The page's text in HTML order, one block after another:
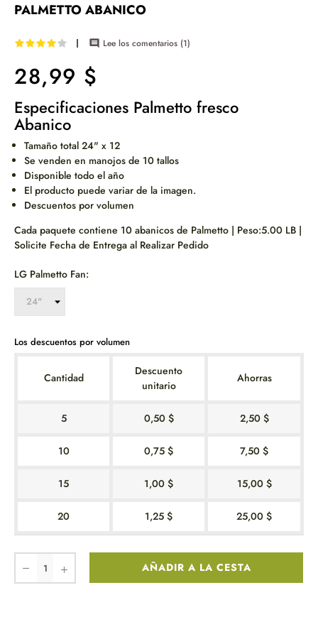
PALMETTO ABANICO
 Lee los comentarios (1)
28,99 $
Especificaciones Palmetto fresco
Abanico
Tamaño total 24" x 12
Se venden en manojos de 10 tallos
Disponible todo el año
El producto puede variar de la imagen.
Descuentos por volumen
Cada paquete contiene 10 abanicos de Palmetto | Peso:5.00 LB |
Solicite Fecha de Entrega al Realizar Pedido
LG Palmetto Fan:
Los descuentos por volumen
Cantidad
Descuento
unitario
Ahorras
5 0,50 $ 2,50 $
10 0,75 $ 7,50 $
15 1,00 $ 15,00 $
20 1,25 $ 25,00 $
AÑADIR A LA CESTA